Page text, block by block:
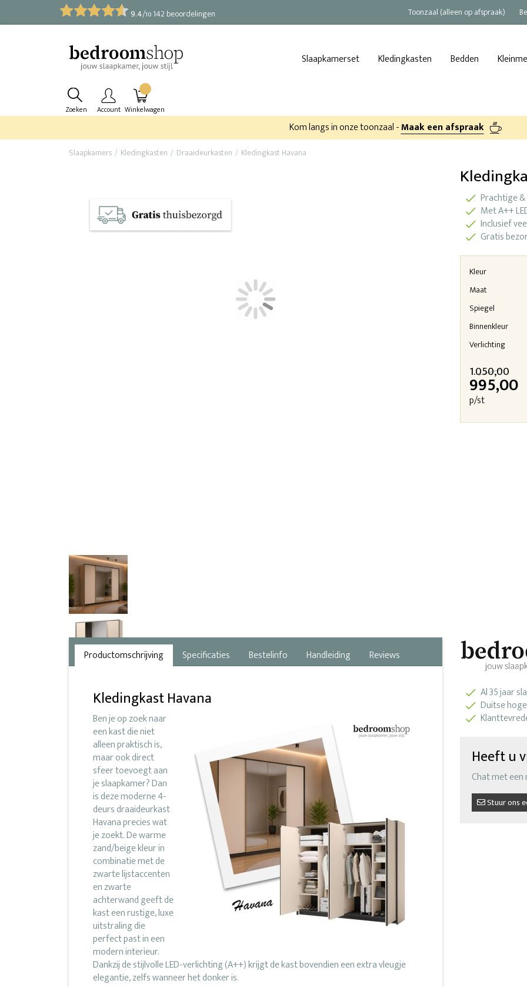
9.4/10 142 beoordelingen Toonzaal (alleen op afspraak)
Slaapkamerset Kledingkasten Bedden
Zoeken Account Winkelwagen
Kom langs in onze toonzaal -Maak een afspraak
Slaapkamers Kledingkasten Draaideurkasten Kledingkast Havana
Prachtige
Met A++
Inclusief
Gratis
Kleur
Maat
Spiegel
Binnenkleur
Verlichting
1.050,00
995,00
p/st
Productomschrijving Specificaties Bestelinfo Handleiding Reviews
Kledingkast Havana
Ben je op zoek naar
een kast die niet
alleen praktisch is,
maar ook direct
sfeer toevoegt aan
je slaapkamer? Dan
is deze moderne 4-
deurs draaideurkast
Havana precies wat
je zoekt. De warme
zand/beige kleur in
combinatie met de
zwarte lijstaccenten
en zwarte
achterwand geeft de
kast een rustige, luxe
uitstraling die
perfect past in een
modern interieur.
Dankzij de stijlvolle LED-verlichting (A++) krijgt de kast bovendien een extra vleugje
elegantie, zelfs wanneer het donker is.
Al 35 jaar
Duitse
Heeft u
Chat met
Stuur ons